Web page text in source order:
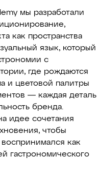
мы разработали
как пространства
язык, который
с
где рождаются
и цветовой палитры
— каждая деталь
бренда.
идее сочетания
чтобы
как
гастрономического